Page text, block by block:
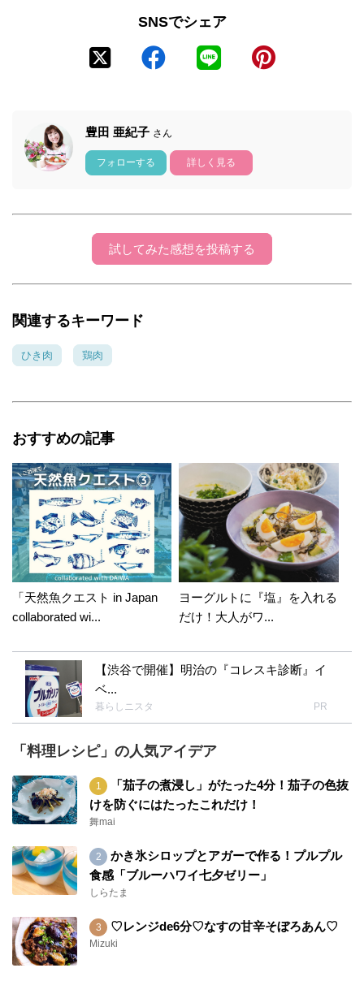
SNSでシェア
豊田 亜紀子 さん
フォローする 詳しく見る
試してみた感想を投稿する
関連するキーワード
ひき肉 鶏肉
おすすめの記事
「天然魚クエスト in Japan
collaborated wi...
ヨーグルトに『塩』を入れる
だけ！大人がワ...
【渋谷で開催】明治の『コレスキ診断』イ
ベ...
暮らしニスタ PR
「料理レシピ」の人気アイデア
「茄子の煮浸し」がたった4分！茄子の色抜
けを防ぐにはたったこれだけ！
舞mai
かき氷シロップとアガーで作る！プルプル
食感「ブルーハワイ七夕ゼリー」
しらたま
♡レンジde6分♡なすの甘辛そぼろあん♡
Mizuki